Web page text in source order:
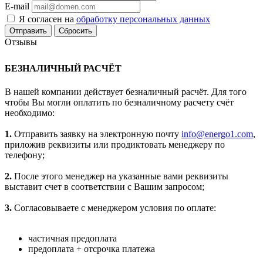
E-mail
Я согласен на обработку персональных данных
Сбросить
Отзывы
БЕЗНАЛИЧНЫЙ РАСЧЁТ
В нашей компании действует безналичный расчёт. Для того
чтобы Вы могли оплатить по безналичному расчету счёт
необходимо:
1. Отправить заявку на электронную почту info@energo1.com,
приложив реквизиты или продиктовать менеджеру по
телефону;
2. После этого менеджер на указанные вами реквизиты
выставит счет в соответствии с Вашим запросом;
3. Согласовываете с менеджером условия по оплате:
частичная предоплата
предоплата + отсрочка платежа